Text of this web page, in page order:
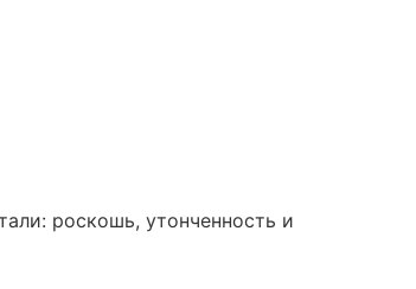
роскошь, утонченность и